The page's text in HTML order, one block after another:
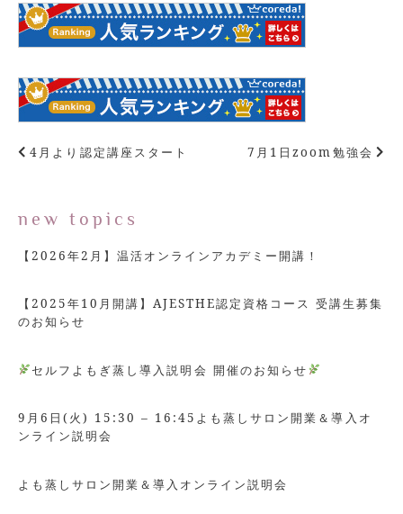
4月より認定講座スタート 7月1日zoom勉強会
new topics
【2026年2月】温活オンラインアカデミー開講！
【2025年10月開講】AJESTHE認定資格コース 受講生募集
のお知らせ
セルフよもぎ蒸し導入説明会 開催のお知らせ
9月6日(火) 15:30 – 16:45よも蒸しサロン開業＆導入オ
ンライン説明会
よも蒸しサロン開業＆導入オンライン説明会